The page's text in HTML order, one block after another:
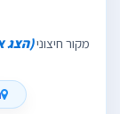
מקור חיצוני(הצג